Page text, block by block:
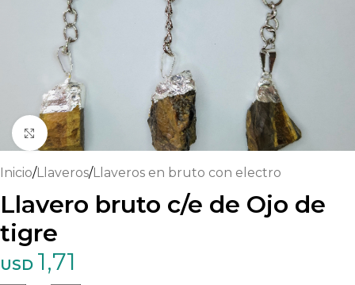
Haga clic para ampliar
Inicio/Llaveros/Llaveros en bruto con electro
Llavero bruto c/e de Ojo de
tigre
USD 1,71